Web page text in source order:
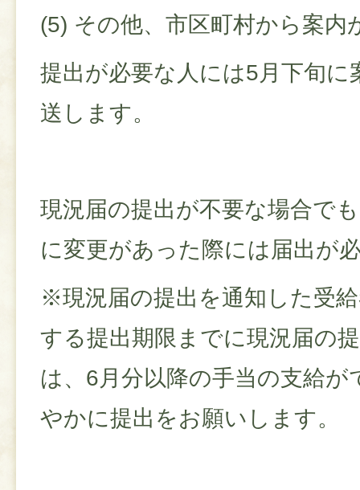
(5) その他、市区町村から案内
提出が必要な人には5月下旬に
送します。
現況届の提出が不要な場合で
に変更があった際には届出が
※現況届の提出を通知した受
する提出期限までに現況届の
は、6月分以降の手当の支給
やかに提出をお願いします。